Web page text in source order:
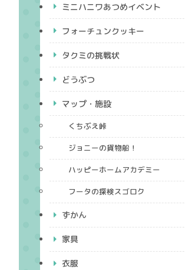
ミニハニワあつめイベント
フォーチュンクッキー
タクミの挑戦状
どうぶつ
マップ・施設
くちぶえ峠
ジョニーの貨物船！
ハッピーホームアカデミー
フータの探検スゴロク
ずかん
家具
衣服